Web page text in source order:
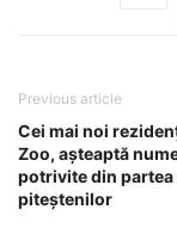
Previous article
Cei mai noi
Zoo, așteaptă
potrivite din partea
piteștenilor